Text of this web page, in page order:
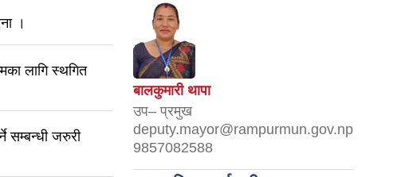
।
लागि स्थगित
सम्बन्धी जरुरी
बालकुमारी थापा
उप– प्रमुख
deputy.mayor@rampurmun.gov.np
9857082588